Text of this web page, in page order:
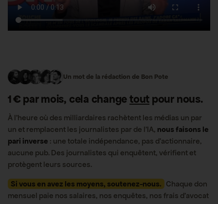
Un mot de la rédaction de Bon Pote
1 € par mois, cela changetout pour nous.
À l’heure où des milliardaires rachètent les médias un par
un et remplacent les journalistes par de l’IA, nous faisons le
pari inverse : une totale indépendance, pas d’actionnaire,
aucune pub. Des journalistes qui enquêtent, vérifient et
protègent leurs sources.
Si vous en avez les moyens, soutenez-nous. Chaque don
mensuel paie nos salaires, nos enquêtes, nos frais d’avocat